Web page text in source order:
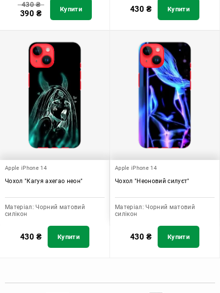
430₴
390 ₴ Купити 430 ₴ Купити
Apple iPhone 14
Чохол "Кагуя ахегао неон"
Матеріал: Чорний матовий
силікон
430 ₴ Купити
Apple iPhone 14
Чохол "Неоновий силуєт"
Матеріал: Чорний матовий
силікон
430 ₴ Купити